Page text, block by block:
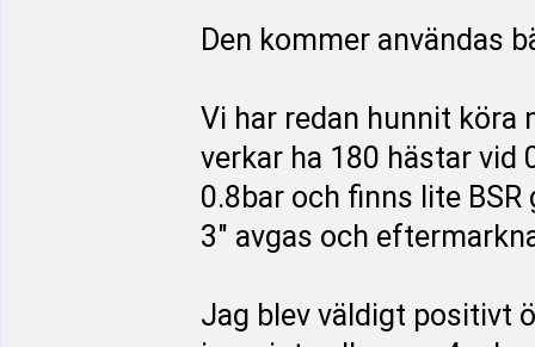
Den kommer användas
Vi har redan hunnit köra
verkar ha 180 hästar vid
0.8bar och finns lite
3" avgas och
Jag blev väldigt positivt